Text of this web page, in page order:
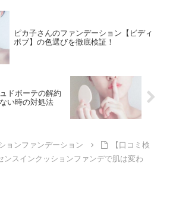
ピカ子さんのファンデーション【ビディ
ボブ】の色選びを徹底検証！
ドボーテの解約
い時の対処法
ョンファンデーション
【口コミ検
ンスインクッションファンデで肌は変わ